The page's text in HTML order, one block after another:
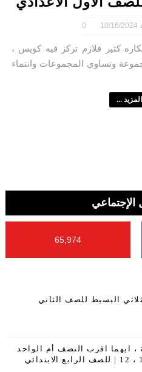
10/16/2024
0
كثير فلازم تركز فيه كويس ،
وتساوي المجموعات وانتماء
المزيد ...
الإجتماعي
65,974
البسيط للصف الثاني
، ايهما اقرب النصف أم الواحد